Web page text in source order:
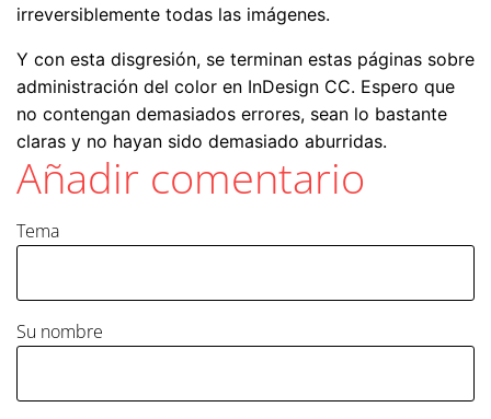
irreversiblemente todas las imágenes.
Y con esta disgresión, se terminan estas páginas sobre
administración del color en InDesign CC. Espero que
no contengan demasiados errores, sean lo bastante
claras y no hayan sido demasiado aburridas.
Añadir comentario
Tema
Su nombre